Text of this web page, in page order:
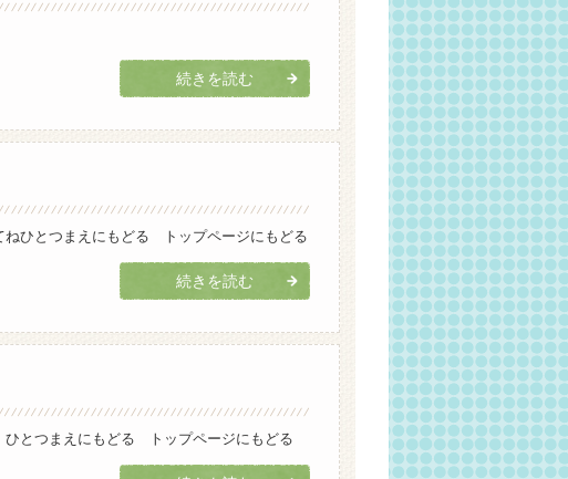
続きを読む
ねひとつまえにもどる トップページにもどる
続きを読む
ひとつまえにもどる トップページにもどる